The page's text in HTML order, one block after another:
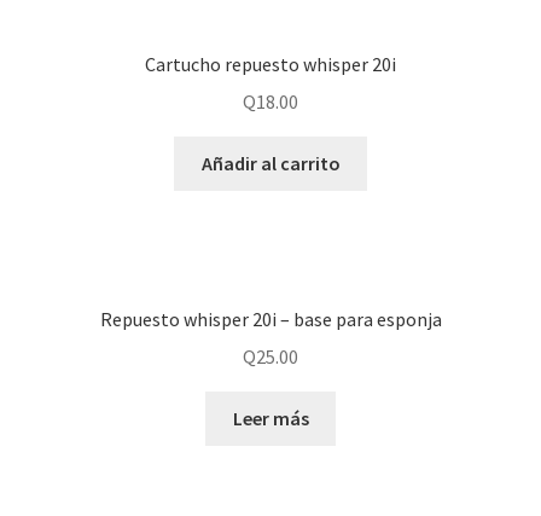
Cartucho repuesto whisper 20i
Q18.00
Añadir al carrito
Repuesto whisper 20i – base para esponja
Q25.00
Leer más